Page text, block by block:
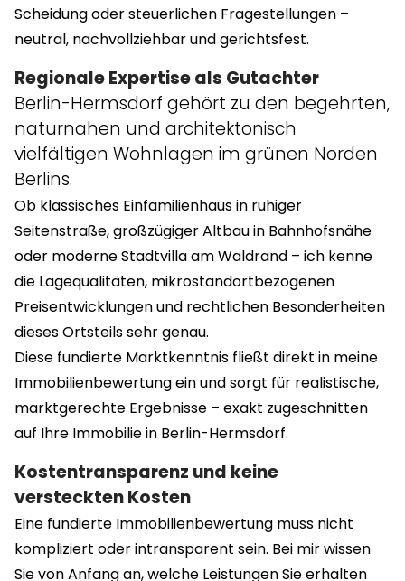
Scheidung oder steuerlichen Fragestellungen –
neutral, nachvollziehbar und gerichtsfest.
Regionale Expertise als Gutachter
Berlin-Hermsdorf gehört zu den begehrten,
naturnahen und architektonisch
vielfältigen Wohnlagen im grünen Norden
Berlins.
Ob klassisches Einfamilienhaus in ruhiger
Seitenstraße, großzügiger Altbau in Bahnhofsnähe
oder moderne Stadtvilla am Waldrand – ich kenne
die Lagequalitäten, mikrostandortbezogenen
Preisentwicklungen und rechtlichen Besonderheiten
dieses Ortsteils sehr genau.
Diese fundierte Marktkenntnis fließt direkt in meine
Immobilienbewertung ein und sorgt für realistische,
marktgerechte Ergebnisse – exakt zugeschnitten
auf Ihre Immobilie in Berlin-Hermsdorf.
Kostentransparenz und keine
versteckten Kosten
Eine fundierte Immobilienbewertung muss nicht
kompliziert oder intransparent sein. Bei mir wissen
Sie von Anfang an, welche Leistungen Sie erhalten